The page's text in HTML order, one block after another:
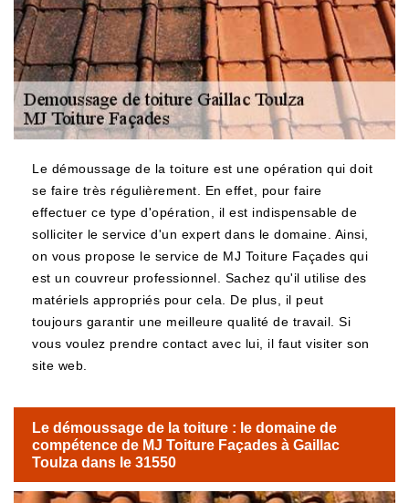
Le démoussage de la toiture est une opération qui doit
se faire très régulièrement. En effet, pour faire
effectuer ce type d'opération, il est indispensable de
solliciter le service d'un expert dans le domaine. Ainsi,
on vous propose le service de MJ Toiture Façades qui
est un couvreur professionnel. Sachez qu'il utilise des
matériels appropriés pour cela. De plus, il peut
toujours garantir une meilleure qualité de travail. Si
vous voulez prendre contact avec lui, il faut visiter son
site web.
Le démoussage de la toiture : le domaine de
compétence de MJ Toiture Façades à Gaillac
Toulza dans le 31550